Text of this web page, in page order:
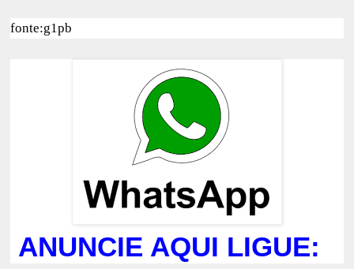
fonte:g1pb
ANUNCIE AQUI LIGUE: